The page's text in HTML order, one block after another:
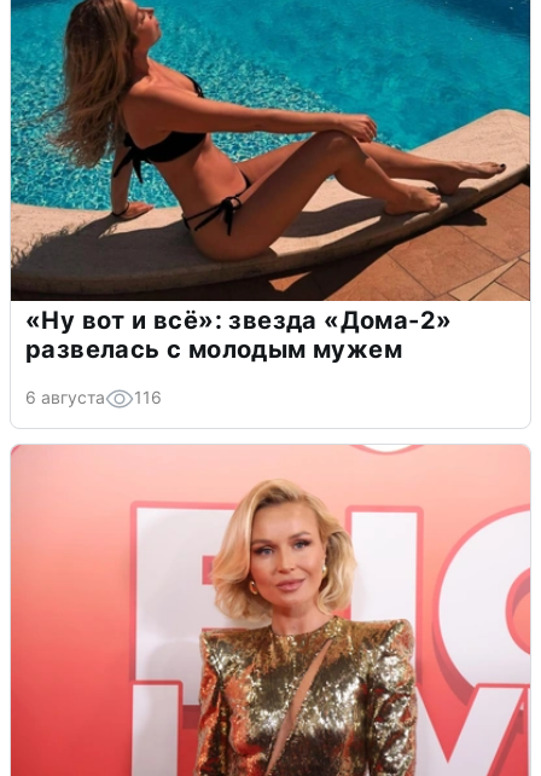
«Ну вот и всё»: звезда «Дома-2»
развелась с молодым мужем
6 августа 116